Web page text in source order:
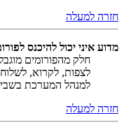
חזרה למעלה
מדוע איני יכול להיכנס
חלק מהפורומים
לצפות, לקרוא,
למנהל המערכת
חזרה למעלה